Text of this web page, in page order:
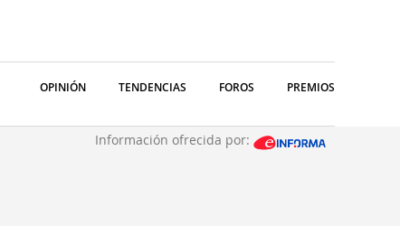
OPINIÓN TENDENCIAS FOROS PREMIOS
Información ofrecida por: